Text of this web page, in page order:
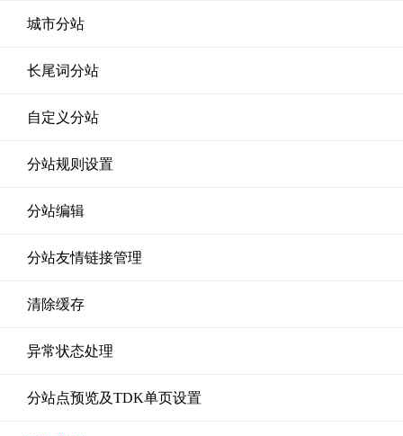
城市分站
长尾词分站
自定义分站
分站规则设置
分站编辑
分站友情链接管理
清除缓存
异常状态处理
分站点预览及TDK单页设置